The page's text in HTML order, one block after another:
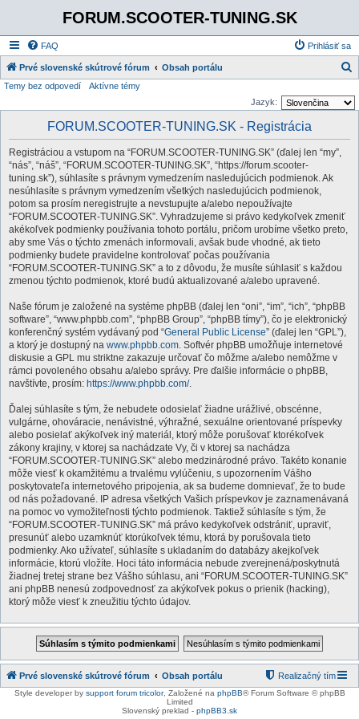
FORUM.SCOOTER-TUNING.SK
FAQ Prihlásiť sa
Prvé slovenské skútrové fórum Obsah portálu
Temy bez odpovedí
Aktívne témy
Jazyk:
FORUM.SCOOTER-TUNING.SK - Registrácia
Registráciou a vstupom na “FORUM.SCOOTER-TUNING.SK” (ďalej len “my”,
“nás”, “náš”, “FORUM.SCOOTER-TUNING.SK”, “https://forum.scooter-
tuning.sk”), súhlasíte s právnym vymedzením nasledujúcich podmienok. Ak
nesúhlasíte s právnym vymedzením všetkých nasledujúcich podmienok,
potom sa prosím neregistrujte a nevstupujte a/alebo nepoužívajte
“FORUM.SCOOTER-TUNING.SK”. Vyhradzujeme si právo kedykoľvek zmeniť
akékoľvek podmienky používania tohoto portálu, pričom urobíme všetko preto,
aby sme Vás o týchto zmenách informovali, avšak bude vhodné, ak tieto
podmienky budete pravidelne kontrolovať počas používania
“FORUM.SCOOTER-TUNING.SK” a to z dôvodu, že musíte súhlasiť s každou
zmenou týchto podmienok, ktoré budú aktualizované a/alebo upravené.
Naše fórum je založené na systéme phpBB (ďalej len “oni”, “im”, “ich”, “phpBB
software”, “www.phpbb.com”, “phpBB Group”, “phpBB tímy”), čo je elektronický
konferenčný systém vydávaný pod “General Public License” (ďalej len “GPL”),
a ktorý je dostupný na www.phpbb.com. Softvér phpBB umožňuje internetové
diskusie a GPL mu striktne zakazuje určovať čo môžme a/alebo nemôžme v
rámci povoleného obsahu a/alebo správy. Pre ďalšie informácie o phpBB,
navštívte, prosím: https://www.phpbb.com/.
Ďalej súhlasíte s tým, že nebudete odosielať žiadne urážlivé, obscénne,
vulgárne, ohováracie, nenávistné, výhražné, sexuálne orientované príspevky
alebo posielať akýkoľvek iný materiál, ktorý môže porušovať ktorékoľvek
zákony krajiny, v ktorej sa nachádzate Vy, či v ktorej sa nachádza
“FORUM.SCOOTER-TUNING.SK” alebo medzinárodné právo. Takéto konanie
môže viesť k okamžitému a trvalému vylúčeniu, s upozornením Vášho
poskytovateľa internetového pripojenia, ak sa budeme domnievať, že to bude
od nás požadované. IP adresa všetkých Vašich príspevkov je zaznamenávaná
na pomoc vo vymožiteľnosti týchto podmienok. Taktiež súhlasíte s tým, že
“FORUM.SCOOTER-TUNING.SK” má právo kedykoľvek odstrániť, upraviť,
presunúť alebo uzamknúť ktorúkoľvek tému, ktorá by porušovala tieto
podmienky. Ako užívateľ, súhlasíte s ukladaním do databázy akejkoľvek
informácie, ktorú vložíte. Hoci táto informácia nebude zverejnená/poskytnutá
žiadnej tretej strane bez Vášho súhlasu, ani “FORUM.SCOOTER-TUNING.SK”
ani phpBB nenesú zodpovednosť za akýkoľvek pokus o prienik (hacking),
ktorý môže viesť k zneužitiu týchto údajov.
Prvé slovenské skútrové fórum Obsah portálu Realizačný tím
Style developer by support forum tricolor, Založené na phpBB® Forum Software © phpBB
Limited
Slovenský preklad - phpBB3.sk